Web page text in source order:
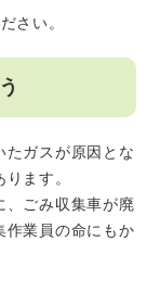
さい。
ガスが原因とな
ます。
ごみ収集車が廃
作業員の命にもか